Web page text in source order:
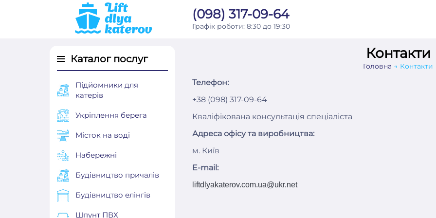
(098) 317-09-64
Графік роботи: 8:30 до 19:30
Каталог послуг
Підйомники для
катерів
Укріплення берега
Місток на воді
Набережні
Будівництво причалів
Будівництво елінгів
Шпунт ПВХ
Контакти
Головна Контакти
Телефон:
+38 (098) 317-09-64
Кваліфікована консультація спеціаліста
Адреса офісу та виробництва:
м. Київ
E-mail:
liftdlyakaterov.com.ua@ukr.net